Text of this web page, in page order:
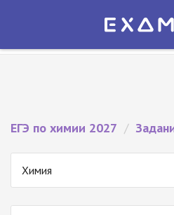
Экзамер — ЕГЭ 2027
ЕГЭ по химии 2027 /
Химия